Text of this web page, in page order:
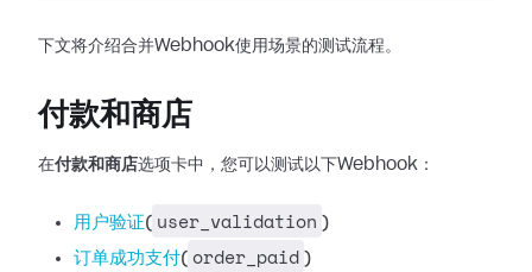
下文将介绍合并Webhook使用场景的测试流程。
付款和商店
在付款和商店选项卡中，您可以测试以下Webhook：
用户验证( user_validation )
订单成功支付( order_paid )